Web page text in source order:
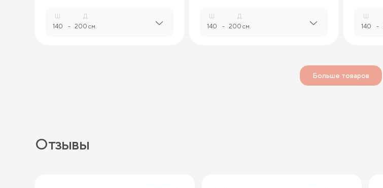
Ш.
140 -
Д.
200 см.
Ш.
140 -
Д.
200 см.
Ш.
140 -
Больше товаров
Отзывы